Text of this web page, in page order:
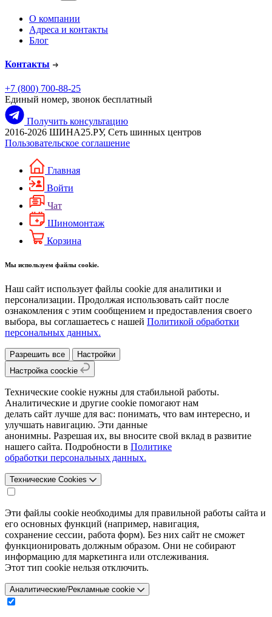
О компании
Адреса и контакты
Блог
Контакты
+7 (800) 700-88-25
Единый номер, звонок бесплатный
Получить консультацию
2016-2026 ШИНА25.РУ, Сеть шинных центров
Пользовательское соглашение
Главная
Войти
Чат
Шиномонтаж
Корзина
Мы используем файлы cookie.
Наш сайт использует файлы cookie для аналитики и
персонализации. Продолжая использовать сайт после
ознакомления с этим сообщением и предоставления своего
выбора, вы соглашаетесь с нашей Политикой обработки
персональных данных.
Разрешить все
Настройки
Настройка coockie
Технические cookie нужны для стабильной работы.
Аналитические и другие cookie помогают нам
делать сайт лучше для вас: понимать, что вам интересно, и
улучшать навигацию. Эти данные
анонимны. Разрешая их, вы вносите свой вклад в развитие
нашего сайта. Подробности в Политике
обработки персональных данных.
Технические Cookies
Эти файлы cookie необходимы для правильной работы сайта и
его основных функций (например, навигация,
сохранение сессии, работа форм). Без них сайт не сможет
функционировать должным образом. Они не собирают
информацию для маркетинга или отслеживания.
Этот тип cookie нельзя отключить.
Аналитические/Рекламные cookie